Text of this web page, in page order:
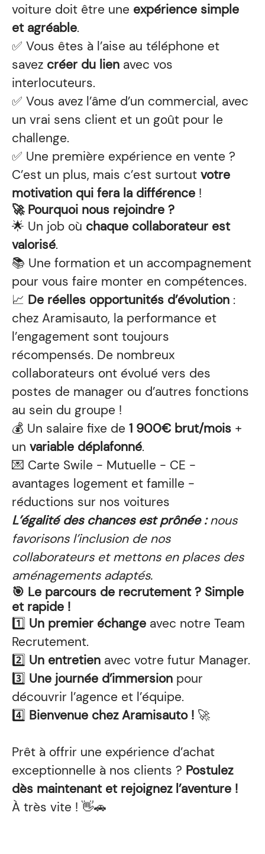
voiture doit être une expérience simple
et agréable.
✅ Vous êtes à l’aise au téléphone et
savez créer du lien avec vos
interlocuteurs.
✅ Vous avez l’âme d’un commercial, avec
un vrai sens client et un goût pour le
challenge.
✅ Une première expérience en vente ?
C’est un plus, mais c’est surtout votre
motivation qui fera la différence !
🚀 Pourquoi nous rejoindre ?
🌟 Un job où chaque collaborateur est
valorisé.
📚 Une formation et un accompagnement
pour vous faire monter en compétences.
📈 De réelles opportunités d’évolution :
chez Aramisauto, la performance et
l’engagement sont toujours
récompensés. De nombreux
collaborateurs ont évolué vers des
postes de manager ou d’autres fonctions
au sein du groupe !
💰 Un salaire fixe de 1 900€ brut/mois +
un variable déplafonné.
💌 Carte Swile - Mutuelle - CE -
avantages logement et famille -
réductions sur nos voitures
L’égalité des chances est prônée :nous
favorisons l’inclusion de nos
collaborateurs et mettons en places des
aménagements adaptés.
🎯 Le parcours de recrutement ? Simple
et rapide !
1️⃣ Un premier échange avec notre Team
Recrutement.
2️⃣ Un entretien avec votre futur Manager.
3️⃣ Une journée d’immersion pour
découvrir l’agence et l’équipe.
4️⃣ Bienvenue chez Aramisauto ! 🚀
Prêt à offrir une expérience d’achat
exceptionnelle à nos clients ? Postulez
dès maintenant et rejoignez l’aventure !
À très vite ! 👋🚗